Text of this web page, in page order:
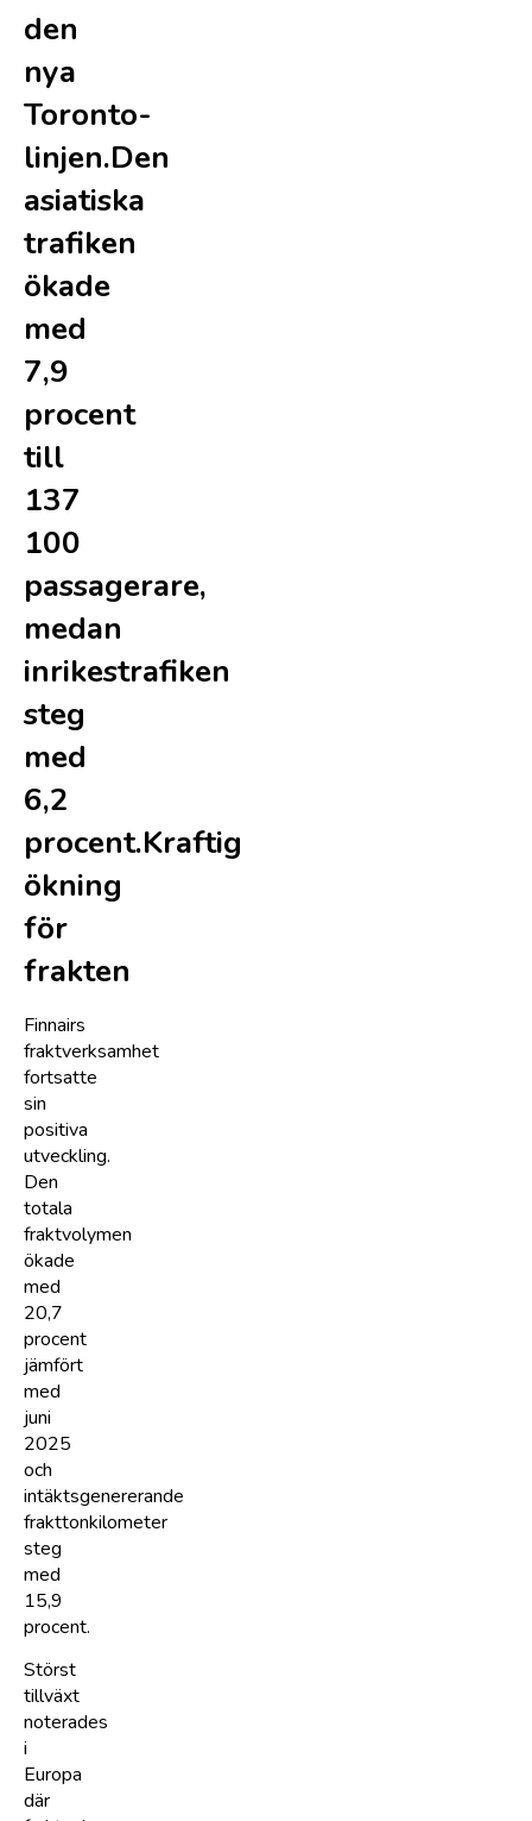
den
nya
Toronto-
linjen.Den
asiatiska
trafiken
ökade
med
7,9
procent
till
137
100
passagerare,
medan
inrikestrafiken
steg
med
6,2
procent.Kraftig
ökning
för
frakten
Finnairs
fraktverksamhet
fortsatte
sin
positiva
utveckling.
Den
totala
fraktvolymen
ökade
med
20,7
procent
jämfört
med
juni
2025
och
intäktsgenererande
frakttonkilometer
steg
med
15,9
procent.
Störst
tillväxt
noterades
i
Europa
där